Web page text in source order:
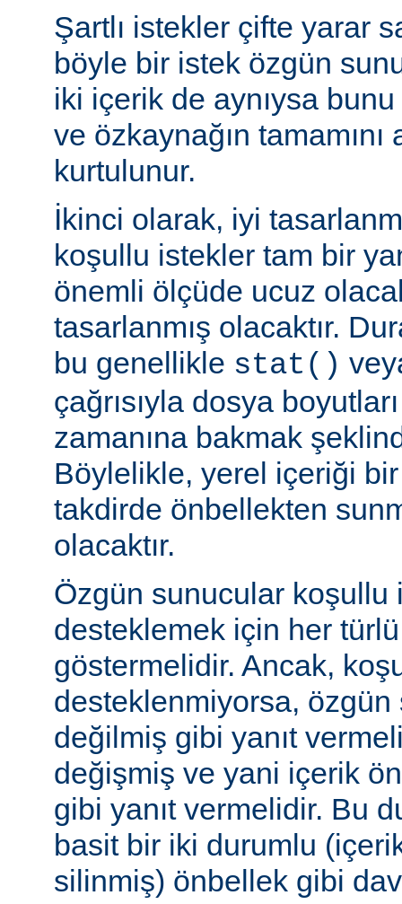
Şartlı istekler çifte yarar
böyle bir istek özgün
iki içerik de aynıysa
ve özkaynağın
kurtulunur.
İkinci olarak, iyi
koşullu istekler tam bir
önemli ölçüde ucuz
tasarlanmış olacaktır.
bu genellikle stat()
çağrısıyla dosya
zamanına bakmak
Böylelikle, yerel içeriği bir
takdirde önbellekten
olacaktır.
Özgün sunucular koşullu
desteklemek için her türlü
göstermelidir. Ancak,
desteklenmiyorsa,
değilmiş gibi yanıt
değişmiş ve yani içerik
gibi yanıt vermelidir. Bu
basit bir iki durumlu
silinmiş) önbellek gibi